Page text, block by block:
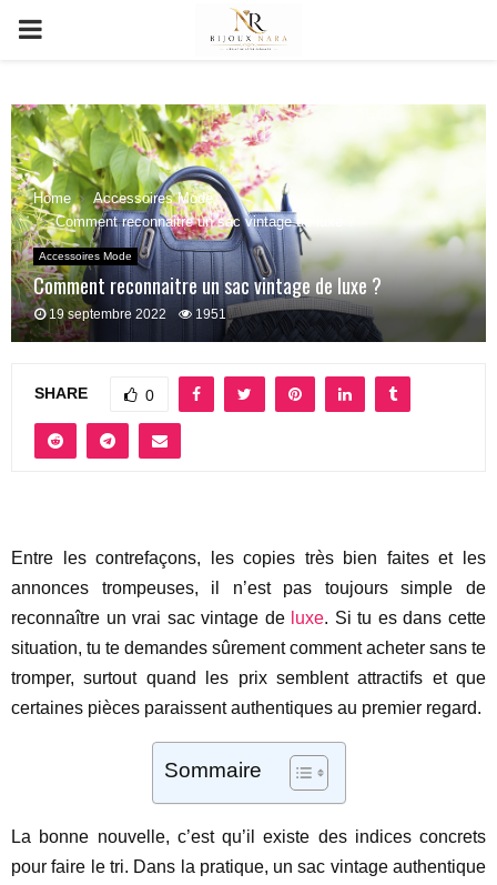
PRIMARY
Home
Accessoires Mode
Comment reconnaitre un sac vintage de luxe ?
Accessoires Mode
Comment reconnaitre un sac vintage de luxe ?
19 septembre 2022 1951
SHARE 0
Entre les contrefaçons, les copies très bien faites et les
annonces trompeuses, il n’est pas toujours simple de
reconnaître un vrai sac vintage de luxe. Si tu es dans cette
situation, tu te demandes sûrement comment acheter sans te
tromper, surtout quand les prix semblent attractifs et que
certaines pièces paraissent authentiques au premier regard.
Sommaire
La bonne nouvelle, c’est qu’il existe des indices concrets
pour faire le tri. Dans la pratique, un sac vintage authentique